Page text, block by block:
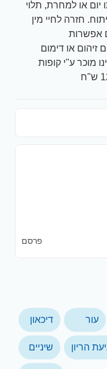
יום או למחרת, תלוי
חזרה לחיי מין
שבועות עם אפשרות
זיהום או דימום
מוכר ע"י קופות
פרסם
עור דיכאון
הריון שיניים